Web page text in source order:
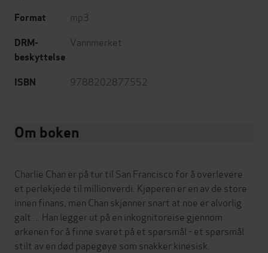
Format mp3
DRM-
beskyttelse
Vannmerket
ISBN 9788202877552
Om boken
Charlie Chan er på tur til San Francisco for å overlevere
et perlekjede til millionverdi. Kjøperen er en av de store
innen finans, men Chan skjønner snart at noe er alvorlig
galt ... Han legger ut på en inkognitoreise gjennom
ørkenen for å finne svaret på et spørsmål - et spørsmål
stilt av en død papegøye som snakker kinesisk.